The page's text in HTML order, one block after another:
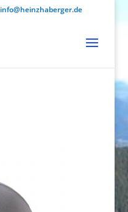
info@heinzhaberger.de